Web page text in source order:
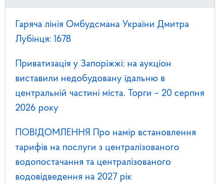
Гаряча лінія Омбудсмана України Дмитра
Лубінця: 1678
Приватизація у Запоріжжі: на аукціон
виставили недобудовану їдальню в
центральній частині міста. Торги – 20 серпня
2026 року
ПОВІДОМЛЕННЯ Про намір встановлення
тарифів на послуги з централізованого
водопостачання та централізованого
водовідведення на 2027 рік